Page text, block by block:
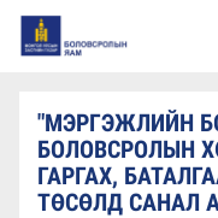
"МЭРГЭЖЛИЙН
БОЛОВСРОЛЫН
ГАРГАХ,
ТӨСӨЛД САНАЛ